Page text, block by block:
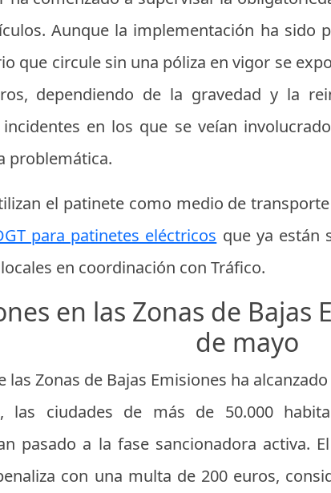
Aunque la implementación ha sido
que circule sin una póliza en vigor se
dependiendo de la gravedad y la
en los que se veían
problemática.
el patinete como medio de
para patinetes eléctricos que ya están
en coordinación con Tráfico.
en las Zonas de Bajas
de mayo
las Zonas de Bajas Emisiones ha
las ciudades de más de 50.000
pasado a la fase sancionadora activa.
con una multa de 200 euros,